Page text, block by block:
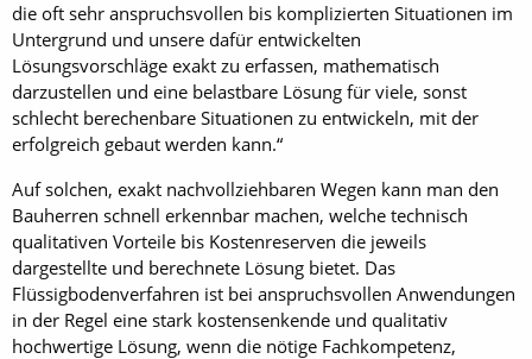
die oft sehr anspruchsvollen bis komplizierten Situationen im
Untergrund und unsere dafür entwickelten
Lösungsvorschläge exakt zu erfassen, mathematisch
darzustellen und eine belastbare Lösung für viele, sonst
schlecht berechenbare Situationen zu entwickeln, mit der
erfolgreich gebaut werden kann.“
Auf solchen, exakt nachvollziehbaren Wegen kann man den
Bauherren schnell erkennbar machen, welche technisch
qualitativen Vorteile bis Kostenreserven die jeweils
dargestellte und berechnete Lösung bietet. Das
Flüssigbodenverfahren ist bei anspruchsvollen Anwendungen
in der Regel eine stark kostensenkende und qualitativ
hochwertige Lösung, wenn die nötige Fachkompetenz,